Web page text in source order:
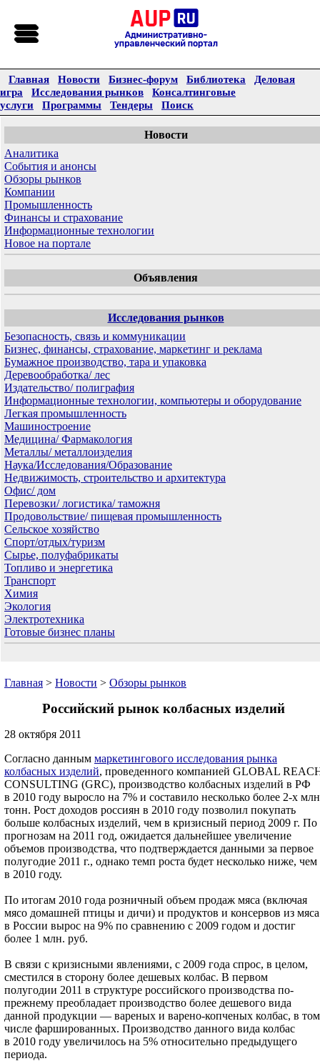
Главная Новости Бизнес-форум Библиотека
Деловая
игра
Исследования рынков
Консалтинговые
услуги
Программы Тендеры Поиск
Новости
Аналитика
События и анонсы
Обзоры рынков
Компании
Промышленность
Финансы и страхование
Информационные технологии
Новое на портале
Объявления
Исследования рынков
Безопасность, связь и коммуникации
Бизнес, финансы, страхование, маркетинг и реклама
Бумажное производство, тара и упаковка
Деревообработка/ лес
Издательство/ полиграфия
Информационные технологии, компьютеры и оборудование
Легкая промышленность
Машиностроение
Медицина/ Фармакология
Металлы/ металлоизделия
Наука/Исследования/Образование
Недвижимость, строительство и архитектура
Офис/ дом
Перевозки/ логистика/ таможня
Продовольствие/ пищевая промышленность
Сельское хозяйство
Спорт/отдых/туризм
Сырье, полуфабрикаты
Топливо и энергетика
Транспорт
Химия
Экология
Электротехника
Готовые бизнес планы
Главная > Новости > Обзоры рынков
Российский рынок колбасных изделий
28 октября 2011
Согласно данным маркетингового исследования рынка
колбасных изделий, проведенного компанией GLOBAL
CONSULTING (GRC), производство колбасных изделий в РФ
в 2010 году выросло на 7% и составило несколько более 2-х
тонн. Рост доходов россиян в 2010 году позволил покупать
больше колбасных изделий, чем в кризисный период 2009 г. По
прогнозам на 2011 год, ожидается дальнейшее увеличение
объемов производства, что подтверждается данными за первое
полугодие 2011 г., однако темп роста будет несколько ниже, чем
в 2010 году.
По итогам 2010 года розничный объем продаж мяса (включая
мясо домашней птицы и дичи) и продуктов и консервов из мяса
в России вырос на 9% по сравнению с 2009 годом и достиг
более 1 млн. руб.
В связи с кризисными явлениями, с 2009 года спрос, в целом,
сместился в сторону более дешевых колбас. В первом
полугодии 2011 в структуре российского производства по-
прежнему преобладает производство более дешевого вида
данной продукции — вареных и варено-копченых колбас, в том
числе фаршированных. Производство данного вида колбас
в 2010 году увеличилось на 5% относительно предыдущего
периода.